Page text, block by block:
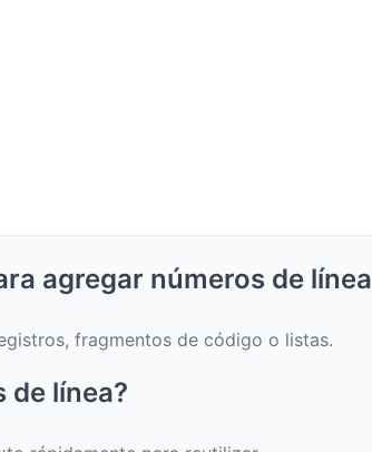
agregar números de línea
fragmentos de código o listas.
de línea?